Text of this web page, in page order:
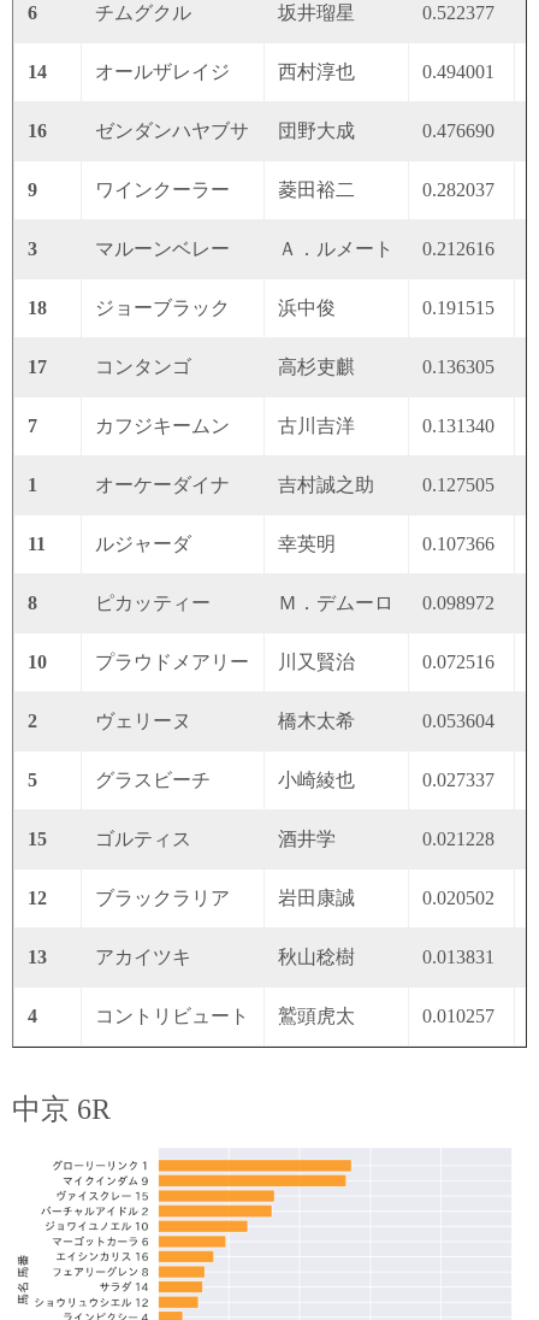
6 チムグクル 坂井瑠星 0.522377
14 オールザレイジ 西村淳也 0.494001
16 ゼンダンハヤブサ 団野大成 0.476690
9 ワインクーラー 菱田裕二 0.282037
3 マルーンベレー Ａ．ルメート 0.212616
18 ジョーブラック 浜中俊 0.191515
17 コンタンゴ 高杉吏麒 0.136305
7 カフジキームン 古川吉洋 0.131340
1 オーケーダイナ 吉村誠之助 0.127505
11 ルジャーダ 幸英明 0.107366
8 ピカッティー Ｍ．デムーロ 0.098972
10 プラウドメアリー 川又賢治 0.072516
2 ヴェリーヌ 橋木太希 0.053604
5 グラスビーチ 小崎綾也 0.027337
15 ゴルティス 酒井学 0.021228
12 ブラックラリア 岩田康誠 0.020502
13 アカイツキ 秋山稔樹 0.013831
4 コントリビュート 鷲頭虎太 0.010257
中京 6R